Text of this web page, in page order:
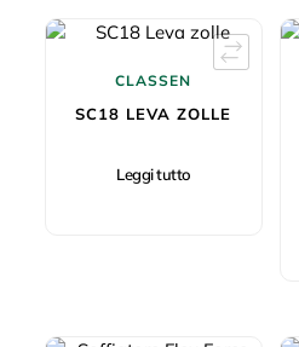
CLASSEN
SC18 LEVA ZOLLE
Leggi tutto